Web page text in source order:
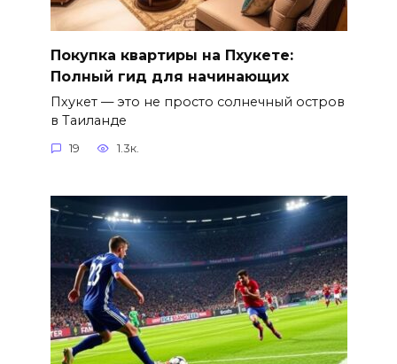
Покупка квартиры на Пхукете:
Полный гид для начинающих
Пхукет — это не просто солнечный остров
в Таиланде
19 1.3к.